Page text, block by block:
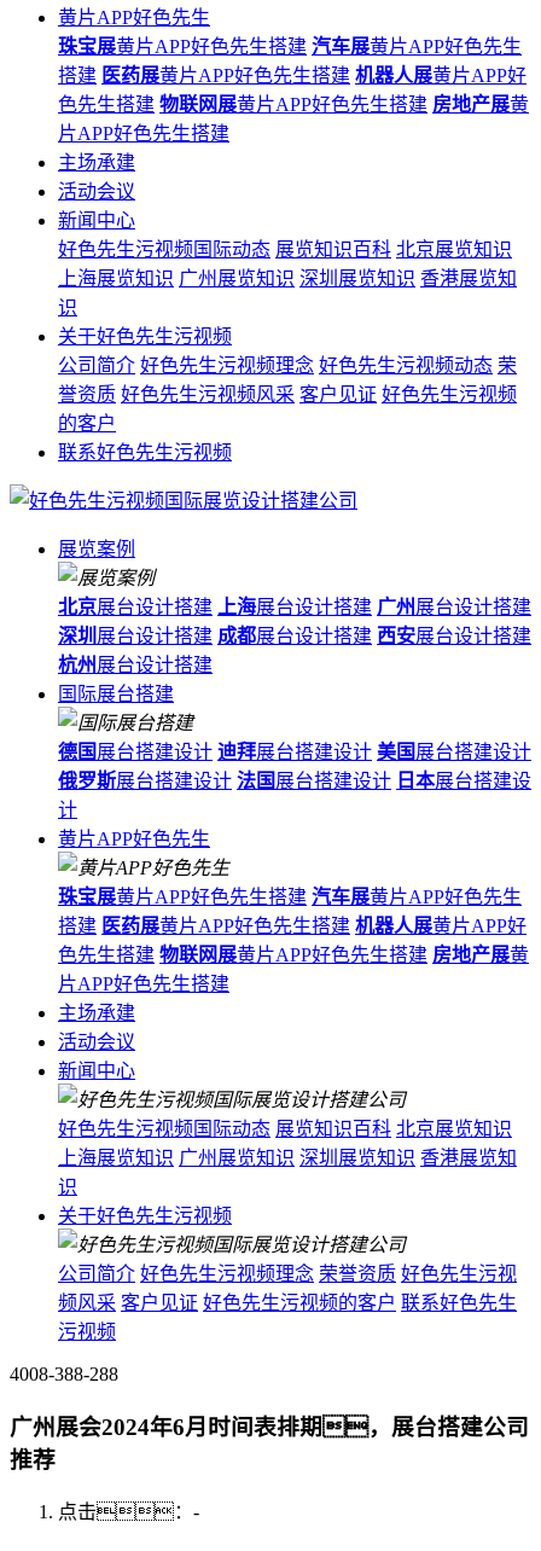
黄片APP好色先生
珠宝展黄片APP好色先生搭建 汽车展黄片APP好色先生
搭建 医药展黄片APP好色先生搭建 机器人展黄片APP好
色先生搭建 物联网展黄片APP好色先生搭建 房地产展黄
片APP好色先生搭建
主场承建
活动会议
新闻中心
好色先生污视频国际动态 展览知识百科 北京展览知识
上海展览知识 广州展览知识 深圳展览知识 香港展览知
识
关于好色先生污视频
公司简介 好色先生污视频理念 好色先生污视频动态 荣
誉资质 好色先生污视频风采 客户见证 好色先生污视频
的客户
联系好色先生污视频
展览案例
北京展台设计搭建 上海展台设计搭建 广州展台设计搭建
深圳 展台设计搭建 成都展台设计搭建 西安展台设计搭建
杭州展台设计搭建
国际展台搭建
德国 展台搭建设计 迪拜展台搭建设计 美国 展台搭建设计
俄罗斯展台搭建设计 法国 展台搭建设计 日本展台搭建设
计
黄片APP好色先生
珠宝展黄片APP好色先生搭建 汽车展黄片APP好色先生
搭建 医药展黄片APP好色先生搭建 机器人展黄片APP好
色先生搭建 物联网展黄片APP好色先生搭建 房地产展黄
片APP好色先生搭建
主场承建
活动会议
新闻中心
好色先生污视频国际动态 展览知识百科 北京展览知识
上海展览知识 广州展览知识 深圳展览知识 香港展览知
识
关于好色先生污视频
公司简介 好色先生污视频理念 荣誉资质 好色先生污视
频风采 客户见证 好色先生污视频的客户 联系好色先生
污视频
4008-388-288
广州展会2024年6月时间表排期，展台搭建公司
推荐
点击： -